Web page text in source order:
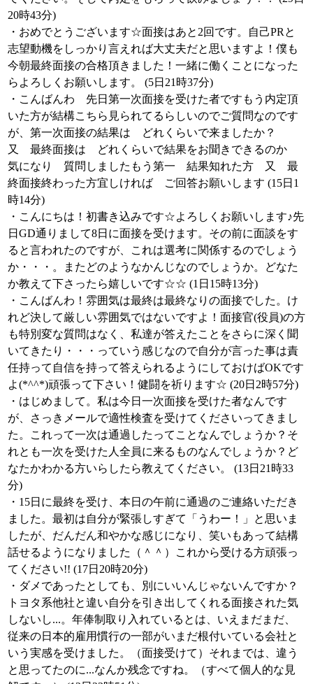
20時43分)
・おめでとうございます☆面接はあと2回です。自己PRと
志望動機をしっかり言えれば大丈夫だと思いますよ！僕も
今朝最終面接の合格頂きました！一緒に働くことになった
らよろしくお願いします。 (5日21時37分)
・こんばんわ 先日第一次面接を受けた者ですもう内定頂
いた方が結構こちら見られてるらしいのでご質問なのです
が、第一次面接の結果は どれくらいで来ましたか？
又 最終面接は どれくらいで結果をお聞きできるのか
気になり 質問しましたもう第一 結果知れた方 又 最
終面接終わった方宜しければ ご回答お願いします (15日1
時14分)
・こんにちは！初書き込みです☆よろしくお願いします♪先
日GD通りまして8日に面接を受けます。その前に面談をす
ると言われたのですが、これは選考に関係するのでしょう
か・・・。またどのようなかんじなのでしょうか。どなた
か教えて下さったら嬉しいです☆☆ (1日15時13分)
・こんばんわ！雰囲気は最終は最終なりの面接でした。け
れど決して厳しい雰囲気ではないですよ！面接官(役員)の方
も特別変な質問はなく、私達が答えたことをさらに深く聞
いてきたり・・・っていう感じなので自分が言った事は責
任持って自信を持って答えられるようにしておけばOKです
よ(*^^*)頑張って下さい！健闘を祈ります☆ (20日2時57分)
・はじめまして。私は今日一次面接を受けた者なんです
が、さっきメールで適性検査を受けてくださいってきまし
た。これって一次は通過したってことなんでしょうか？そ
れとも一次を受けた人全員に来るものなんでしょうか？ど
なたかわかる方いらしたら教えてください。 (13日21時33
分)
・15日に最終を受け、本日の午前に通過のご連絡いただき
ました。最初は自分が緊張しすぎて「うわー！」と思いま
したが、だんだん和やかな感じになり、笑いもあって結構
話せるようになりました（＾＾）これから受ける方頑張っ
てください!! (17日20時20分)
・ダメであったとしても、別にいいんじゃないんですか？
トヨタ系他社と違い自分を引き出してくれる面接された気
しないし...。年俸制取り入れているとは、いえまだまだ、
従来の日本的雇用慣行の一部がいまだ根付いている会社と
いう実感を受けました。（面接受けて）それまでは、違う
と思ってたのに...なんか残念ですね。（すべて個人的な見